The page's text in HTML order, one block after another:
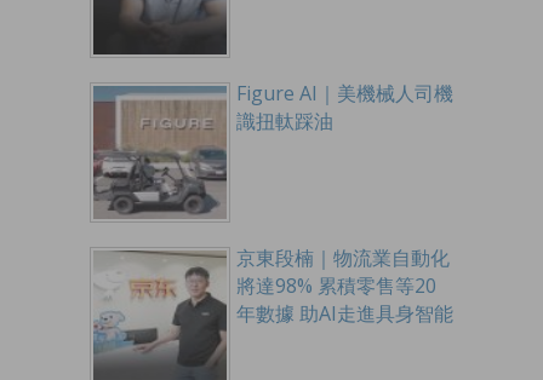
Figure AI｜美機械人司機
識扭軚踩油
京東段楠｜物流業自動化
將達98% 累積零售等20
年數據 助AI走進具身智能